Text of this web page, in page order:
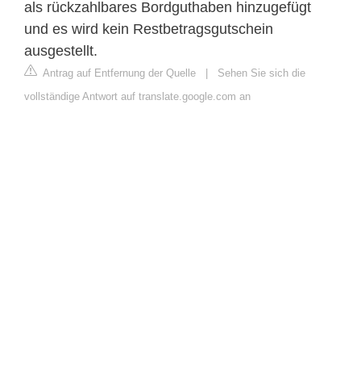
als rückzahlbares Bordguthaben hinzugefügt
und es wird kein Restbetragsgutschein
ausgestellt.
Antrag auf Entfernung der Quelle | Sehen Sie sich die
vollständige Antwort auf translate.google.com an